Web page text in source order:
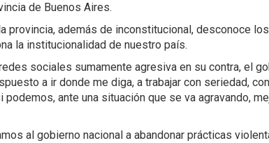
de Buenos Aires.
provincia, además de inconstitucional, desconoce
la institucionalidad de nuestro país.
sociales sumamente agresiva en su contra, el
a ir donde me diga, a trabajar con seriedad,
ante una situación que se va agravando,
al gobierno nacional a abandonar prácticas